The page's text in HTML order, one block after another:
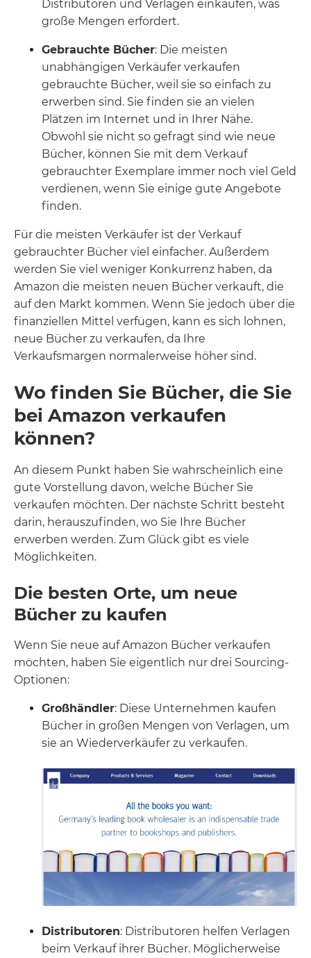
Distributoren und Verlagen einkaufen, was
große Mengen erfordert.
Gebrauchte Bücher: Die meisten
unabhängigen Verkäufer verkaufen
gebrauchte Bücher, weil sie so einfach zu
erwerben sind. Sie finden sie an vielen
Plätzen im Internet und in Ihrer Nähe.
Obwohl sie nicht so gefragt sind wie neue
Bücher, können Sie mit dem Verkauf
gebrauchter Exemplare immer noch viel Geld
verdienen, wenn Sie einige gute Angebote
finden.
Für die meisten Verkäufer ist der Verkauf
gebrauchter Bücher viel einfacher. Außerdem
werden Sie viel weniger Konkurrenz haben, da
Amazon die meisten neuen Bücher verkauft, die
auf den Markt kommen. Wenn Sie jedoch über die
finanziellen Mittel verfügen, kann es sich lohnen,
neue Bücher zu verkaufen, da Ihre
Verkaufsmargen normalerweise höher sind.
Wo finden Sie Bücher, die Sie
bei Amazon verkaufen
können?
An diesem Punkt haben Sie wahrscheinlich eine
gute Vorstellung davon, welche Bücher Sie
verkaufen möchten. Der nächste Schritt besteht
darin, herauszufinden, wo Sie Ihre Bücher
erwerben werden. Zum Glück gibt es viele
Möglichkeiten.
Die besten Orte, um neue
Bücher zu kaufen
Wenn Sie neue auf Amazon Bücher verkaufen
möchten, haben Sie eigentlich nur drei Sourcing-
Optionen:
Großhändler: Diese Unternehmen kaufen
Bücher in großen Mengen von Verlagen, um
sie an Wiederverkäufer zu verkaufen.
Distributoren: Distributoren helfen Verlagen
beim Verkauf ihrer Bücher. Möglicherweise